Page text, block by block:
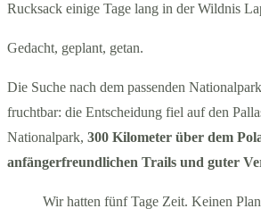
Rucksack einige Tage lang in der Wildnis
Gedacht, geplant, getan.
Die Suche nach dem passenden
fruchtbar: die Entscheidung fiel auf den
Nationalpark, 300 Kilometer über dem
anfängerfreundlichen Trails und guter
Wir hatten fünf Tage Zeit. Keinen